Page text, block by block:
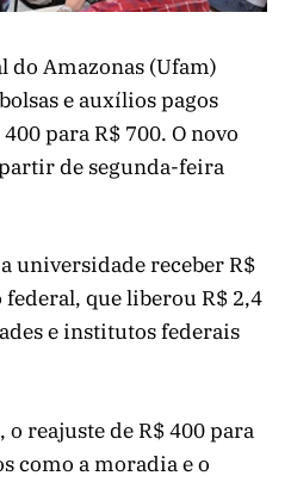
do Amazonas (Ufam)
e auxílios pagos
para R$ 700. O novo
de segunda-feira
universidade receber R$
que liberou R$ 2,4
e institutos federais
o reajuste de R$ 400 para
como a moradia e o